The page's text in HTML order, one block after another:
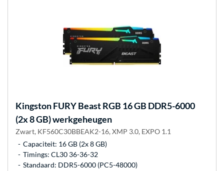
Kingston FURYBeast RGB 16 GB DDR5-6000
(2x 8 GB) werkgeheugen
Zwart, KF560C30BBEAK2-16, XMP 3.0, EXPO 1.1
Capaciteit: 16 GB (2x 8 GB)
Timings: CL30 36-36-32
Standaard: DDR5-6000 (PC5-48000)